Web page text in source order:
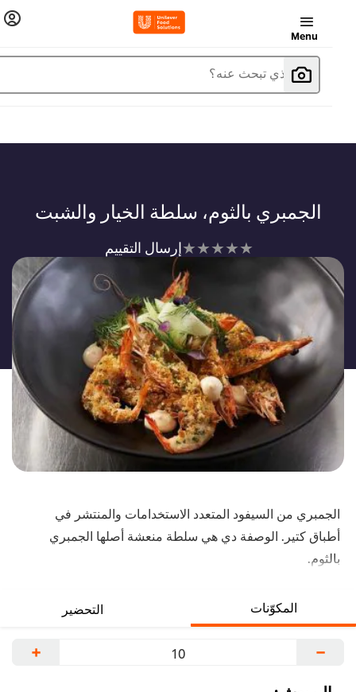
Menu
ما الذي تبحث عنه؟
الجمبري بالثوم، سلطة الخيار والشبت
لم
يتم
تقديم
أي
تقييمات
لهذا
إرسال التقييم
الجمبري من السيفود المتعدد الاستخدامات والمنتشر في
أطباق كتير. الوصفة دي هي سلطة منعشة أصلها الجمبري
بالثوم.
المكوّنات التحضير